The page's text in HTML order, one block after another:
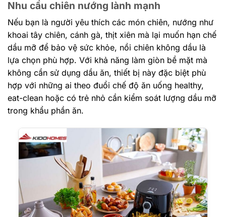
Nhu cầu chiên nướng lành mạnh
Nếu bạn là người yêu thích các món chiên, nướng như
khoai tây chiên, cánh gà, thịt xiên mà lại muốn hạn chế
dầu mỡ để bảo vệ sức khỏe, nồi chiên không dầu là
lựa chọn phù hợp. Với khả năng làm giòn bề mặt mà
không cần sử dụng dầu ăn, thiết bị này đặc biệt phù
hợp với những ai theo đuổi chế độ ăn uống healthy,
eat-clean hoặc có trẻ nhỏ cần kiểm soát lượng dầu mỡ
trong khẩu phần ăn.